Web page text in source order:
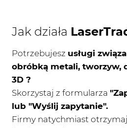
Jak działa
Potrzebujesz usługi
obróbką metali, tworzyw,
3D ?
Skorzystaj z formularza
lub "Wyślij zapytanie".
Firmy natychmiast